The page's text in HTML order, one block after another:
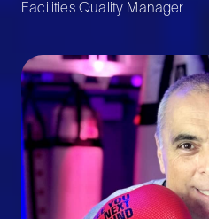
Facilities Quality Manager